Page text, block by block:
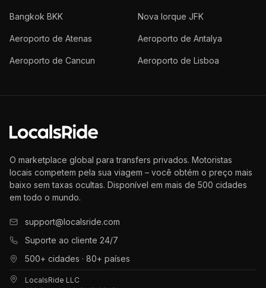
Bangkok BKK Nova Iorque JFK
Aeroporto de Atenas Aeroporto de Antalya
Aeroporto de Cancun Aeroporto de Lisboa
O marketplace global para transfers privados. Motoristas
locais competem pela sua viagem – você obtém o preço mais
baixo sem taxas ocultas. Disponível em mais de 500 cidades
em todo o mundo.
support@localsride.com
Suporte ao cliente 24/7
500+ cidades · 80+ países
LocalsRide LLC